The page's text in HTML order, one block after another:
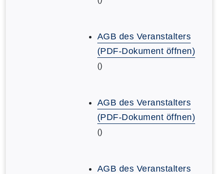
AGB des Veranstalters
(PDF-Dokument öffnen)
()
AGB des Veranstalters
(PDF-Dokument öffnen)
()
AGB des Veranstalters